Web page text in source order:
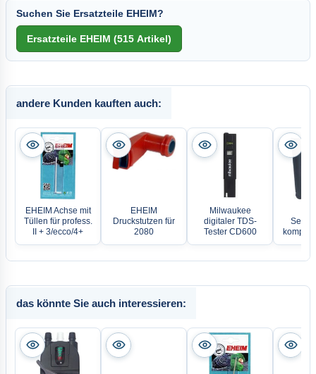
Suchen Sie Ersatzteile EHEIM?
andere Kunden kauften auch:
EHEIM Achse mit
Tüllen für profess.
II + 3/ecco/4+
EHEIM
Druckstutzen für
2080
Milwaukee
digitaler TDS-
Tester CD600
das könnte Sie auch interessieren: